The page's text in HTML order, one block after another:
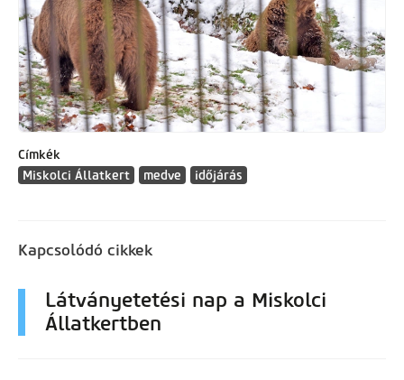
Címkék
Miskolci Állatkert
medve időjárás
Kapcsolódó cikkek
Látványetetési nap a Miskolci
Állatkertben